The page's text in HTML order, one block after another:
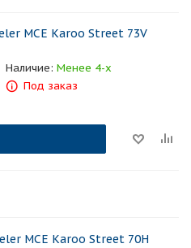
MCE Karoo Street 73V
Наличие: Менее 4-х
Под заказ
MCE Karoo Street 70H